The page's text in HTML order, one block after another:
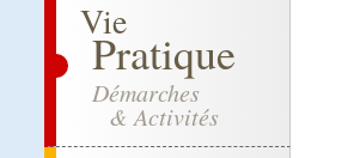
Vie
Pratique
Démarches
& Activités